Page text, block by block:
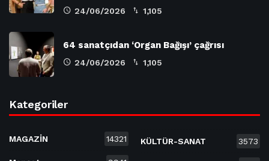
24/06/2026 1,105
64 sanatçıdan ‘Organ Bağışı’ çağrısı
24/06/2026 1,105
Kategoriler
MAGAZİN 14321 KÜLTÜR-SANAT 3573